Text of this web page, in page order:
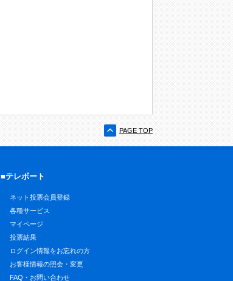
PAGE TOP
■テレボート
ネット投票会員登録
各種サービス
マイページ
投票結果
ログイン情報をお忘れの方
お客様情報の照会・変更
FAQ・お問い合わせ